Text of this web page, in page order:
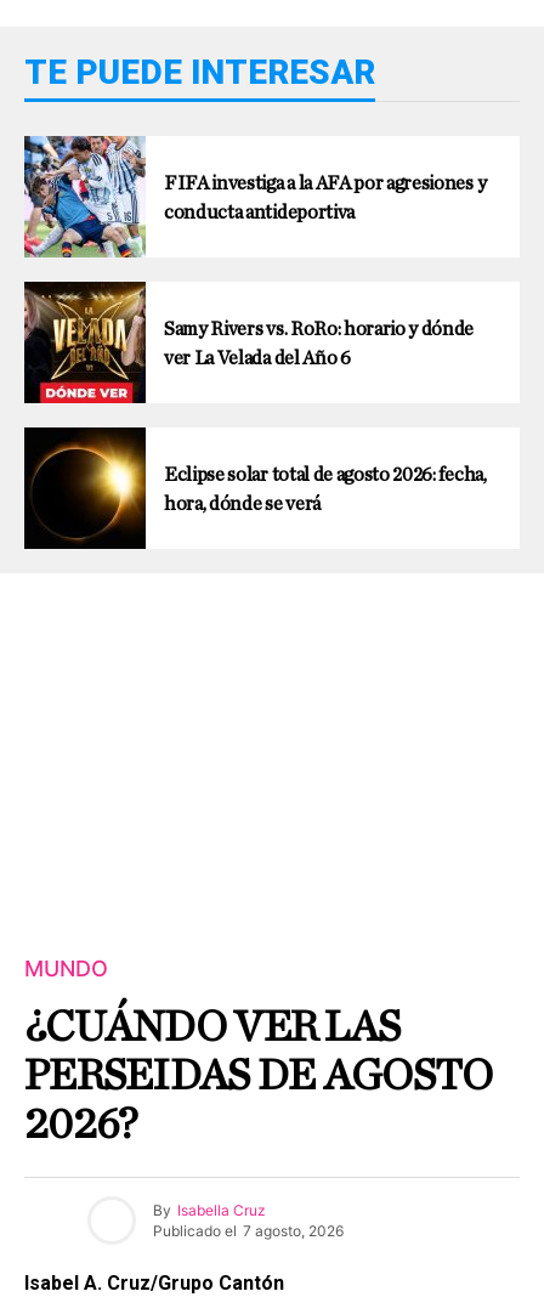
TE PUEDE INTERESAR
FIFA investiga a la AFA por agresiones y
conducta antideportiva
Samy Rivers vs. RoRo: horario y dónde
ver La Velada del Año 6
Eclipse solar total de agosto 2026: fecha,
hora, dónde se verá
MUNDO
¿CUÁNDO VER LAS
PERSEIDAS DE AGOSTO
2026?
By Isabella Cruz
Publicado el 7 agosto, 2026
Isabel A. Cruz/Grupo Cantón